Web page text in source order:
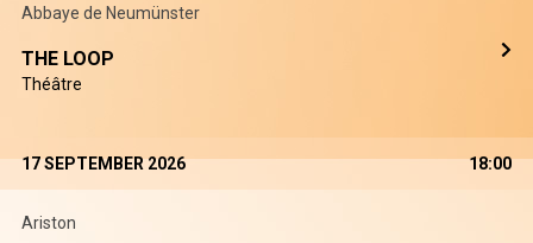
Abbaye de Neumünster
THE LOOP
Théâtre
17 SEPTEMBER 2026 18:00
Ariston